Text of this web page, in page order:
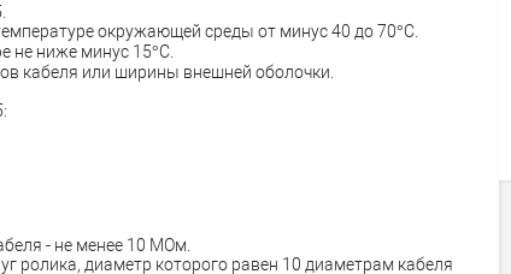
окружающей среды от минус 40 до 70°С.
не ниже минус 15°С.
кабеля или ширины внешней оболочки.
- не менее 10 МОм.
ролика, диаметр которого равен 10 диаметрам кабеля